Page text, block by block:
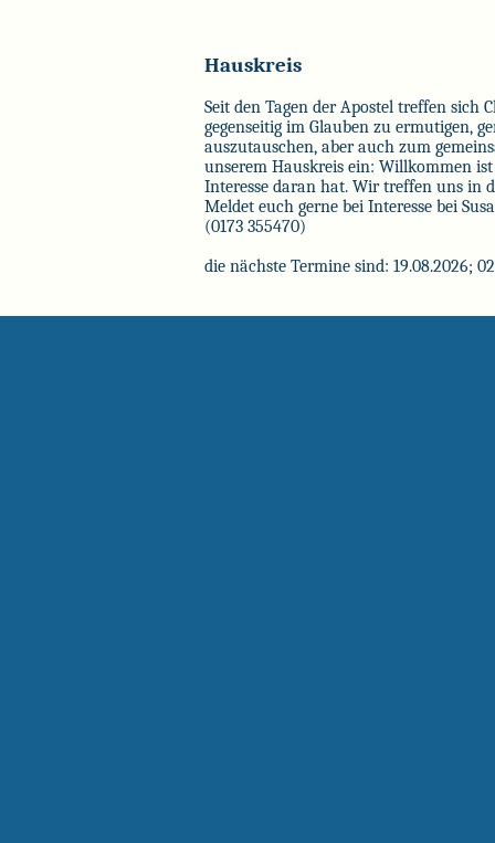
Hauskreis
Seit den Tagen der Apostel treffen sich
gegenseitig im Glauben zu ermutigen,
auszutauschen, aber auch zum
unserem Hauskreis ein: Willkommen
Interesse daran hat. Wir treffen uns in
Meldet euch gerne bei Interesse bei
(0173 355470)
die nächste Termine sind: 19.08.2026;